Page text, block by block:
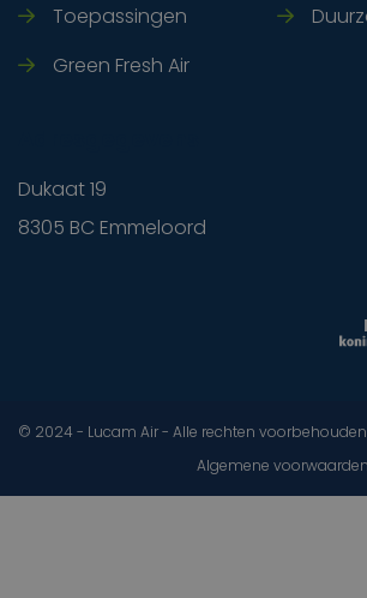
Toepassingen
Green Fresh Air
Dukaat 19
8305 BC Emmeloord
© 2024 - Lucam Air - Alle rechten voorbehouden
Algemene voorwaarden